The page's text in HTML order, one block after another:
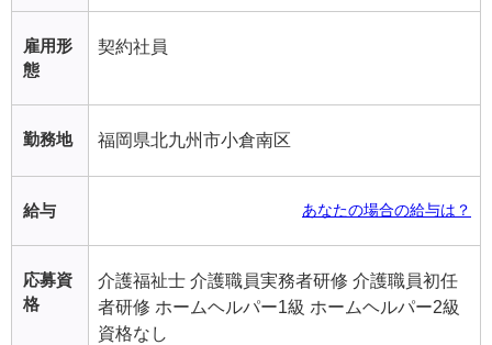
雇用形
態
契約社員
勤務地 福岡県北九州市小倉南区
給与 あなたの場合の給与は？
応募資
格
介護福祉士 介護職員実務者研修 介護職員初任
者研修 ホームヘルパー1級 ホームヘルパー2級
資格なし